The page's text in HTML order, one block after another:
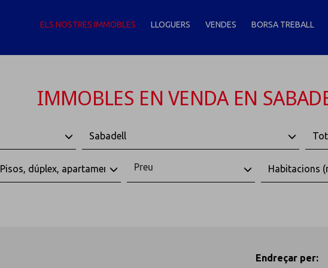
ELS NOSTRES IMMOBLES LLOGUERS VENDES BORSA TREBALL
IMMOBLES EN VENDA EN
Sabadell
Pisos, dúplex, apartaments, àticsPreu Habitacions
Endreçar per: